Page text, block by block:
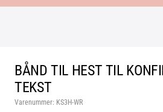
BÅND TIL HEST TIL
TEKST
Varenummer: KS3H-WR